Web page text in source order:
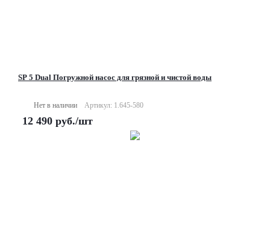
SP 5 Dual Погружной насос для грязной и чистой воды
Нет в наличии Артикул: 1.645-580
12 490 руб./шт